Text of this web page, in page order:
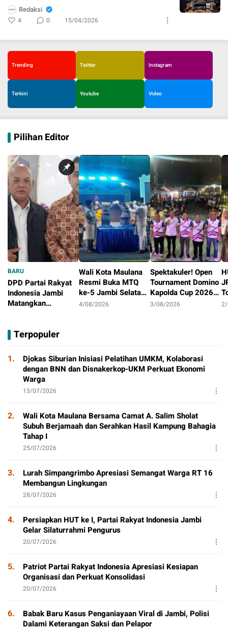
Redaksi
4 0 15/04/2026
Trending Twitter Instagram
Terkini Youtube Video
Pilihan Editor
BARU
DPD Partai Rakyat
Indonesia Jambi
Matangkan
Pertama
Wali Kota Maulana
Resmi Buka MTQ
ke-5 Jambi Selatan,
Syiar Al-Qur’an
4/08/2026
Spektakuler! Open
Tournament Domino
Kapolda Cup 2026
Ditutup Meriah,
3/08/2026
Terpopuler
1.
Djokas Siburian Inisiasi Pelatihan UMKM, Kolaborasi
dengan BNN dan Disnakerkop-UKM Perkuat Ekonomi
Warga
13/07/2026
2.
Wali Kota Maulana Bersama Camat A. Salim Sholat
Subuh Berjamaah dan Serahkan Hasil Kampung Bahagia
Tahap I
25/07/2026
3.
Lurah Simpangrimbo Apresiasi Semangat Warga RT 16
Membangun Lingkungan
28/07/2026
4.
Persiapkan HUT ke I, Partai Rakyat Indonesia Jambi
Gelar Silaturrahmi Pengurus
20/07/2026
5.
Patriot Partai Rakyat Indonesia Apresiasi Kesiapan
Organisasi dan Perkuat Konsolidasi
20/07/2026
6.
Babak Baru Kasus Penganiayaan Viral di Jambi, Polisi
Dalami Keterangan Saksi dan Pelapor